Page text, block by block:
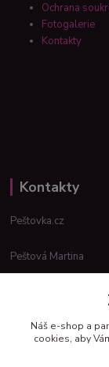
Ochrana
Fotogalerie
Kontakty
Kontakty
Peštovka.cz
Peštová Martina
Náš e-shop a
cookies, aby